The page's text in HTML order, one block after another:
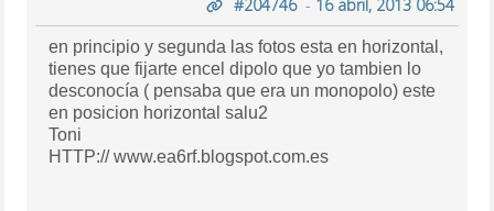
#204746- 16 abril, 2013 06:54
en principio y segunda las fotos esta en horizontal,
tienes que fijarte encel dipolo que yo tambien lo
desconocía ( pensaba que era un monopolo) este
en posicion horizontal salu2
Toni
HTTP:// www.ea6rf.blogspot.com.es